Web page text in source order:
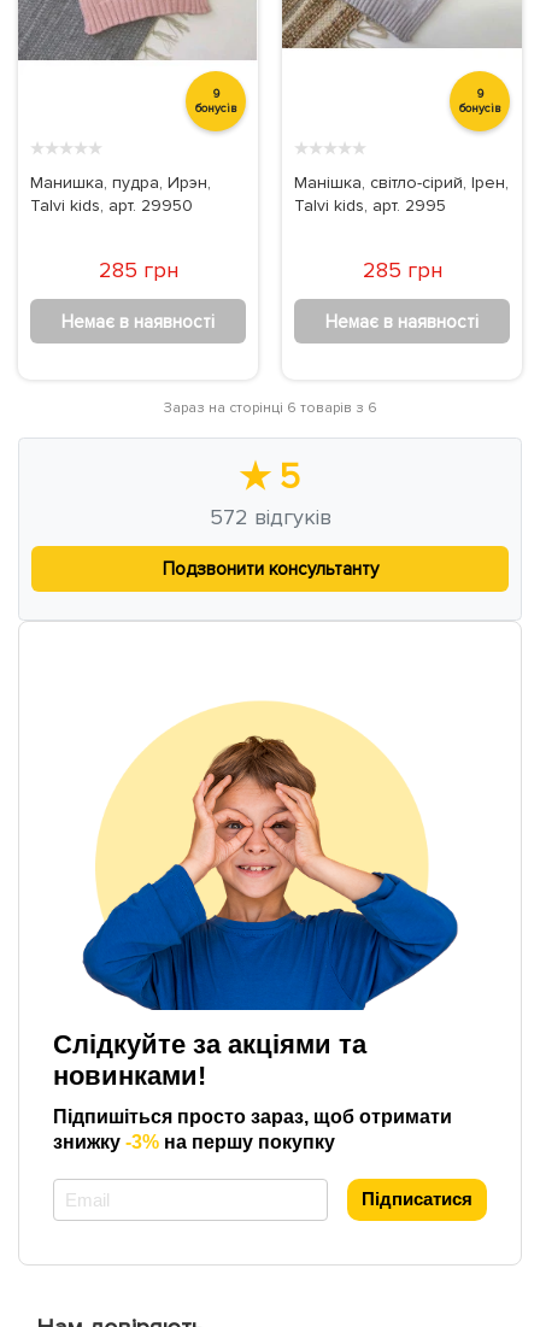
9
бонусів
★★★★★
Манишка, пудра, Ирэн,
Talvi kids, арт. 29950
285 грн
Немає в наявності
9
бонусів
★★★★★
Манішка, світло-сірий, Ірен,
Talvi kids, арт. 2995
285 грн
Немає в наявності
Зараз на сторінці 6 товарів з 6
★ 5
572 відгуків
Подзвонити консультанту
Слідкуйте за акціями та
новинками!
Підпишіться просто зараз, щоб отримати
знижку -3% на першу покупку
Підписатися